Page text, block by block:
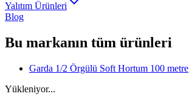
Yalıtım Ürünleri
Blog
Bu markanın tüm ürünleri
Garda 1/2 Örgülü Soft Hortum 100 metre
Yükleniyor...